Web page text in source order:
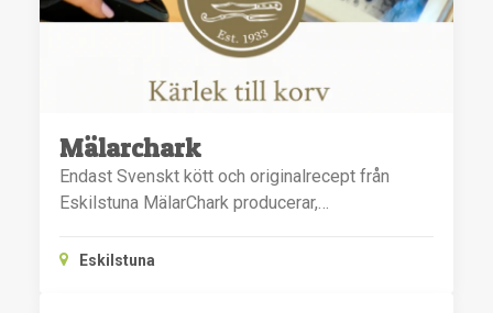
Mälarchark
Endast Svenskt kött och originalrecept från
Eskilstuna MälarChark producerar,…
Eskilstuna